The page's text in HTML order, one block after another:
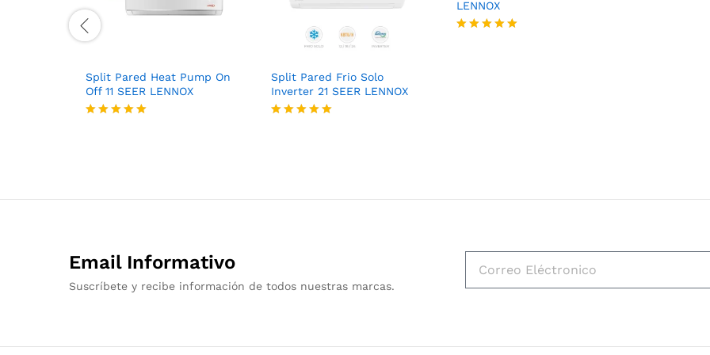
Split Pared Heat Pump On
Off 11 SEER LENNOX
Split Pared Frio Solo
Inverter 21 SEER LENNOX
LENNOX
Email Informativo
Suscríbete y recibe información de todos nuestras marcas.